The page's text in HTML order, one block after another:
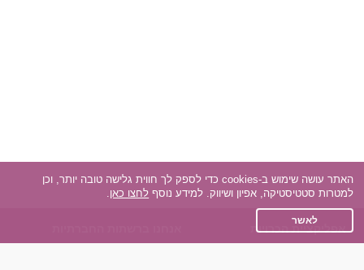
אפליקציית הכרויות
האתר עושה שימוש ב-cookies כדי לספק לך חווית גלישה טובה יותר, וכן
למטרות סטטיסטיקה, אפיון ושיווק. למידע נוסף לחצו כאן.
לאשר